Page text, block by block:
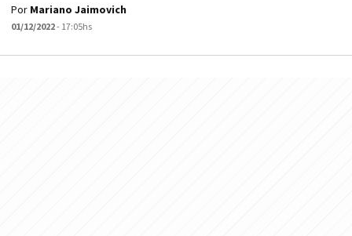
Por Mariano Jaimovich
01/12/2022- 17:05hs